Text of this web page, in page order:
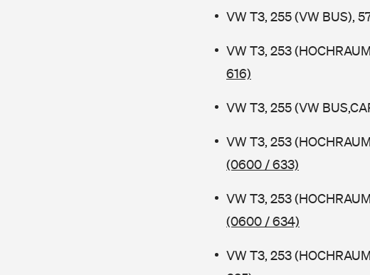
VW T3, 255 (VW BUS),
VW T3, 253
616)
VW T3, 255 (VW
VW T3, 253
(0600 / 633)
VW T3, 253
(0600 / 634)
VW T3, 253